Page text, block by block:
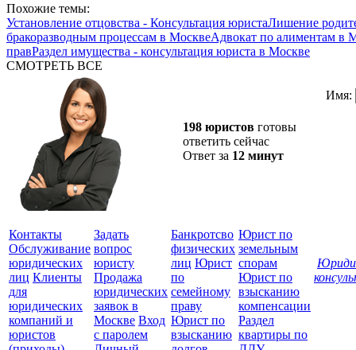
Похожие темы:
Установление отцовства - Консультация юристаЛишение
бракоразводным процессам в МосквеАдвокат по алиментам в
правРаздел имущества - консультация юриста в Москве
СМОТРЕТЬ ВСЕ
198 юристов готовы
ответить сейчас
Ответ за 12 минут
Имя:
Контакты
Обслуживание
юридических
лиц Клиенты
для
юридических
компаний и
юристов
Задать
вопрос
юристу
Продажа
юридических
заявок в
Москве Вход
с паролем
Банкротсво
физических
лиц Юрист
по
семейному
праву
Юрист по
взысканию
Юрист по
земельным
спорам
Юрист по
взысканию
компенсации
Раздел
квартиры по